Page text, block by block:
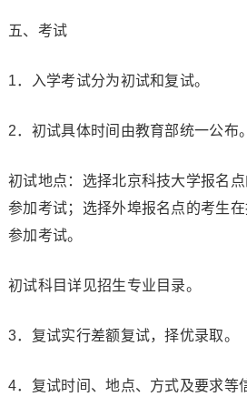
五、考试
1．入学考试分为初试和复试。
2．初试具体时间由教育部统一公布。
初试地点：选择北京科技大学报名
参加考试；选择外埠报名点的考生
参加考试。
初试科目详见招生专业目录。
3．复试实行差额复试，择优录取。
4．复试时间、地点、方式及要求等